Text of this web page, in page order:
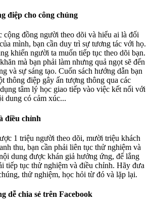
điệp cho công chúng
đồng người theo dõi và hiểu ai là đối
mình, bạn cần duy trì sự tương tác với họ.
khiến người ta muốn tiếp tục theo dõi bạn.
mà bạn phải làm nhưng quả ngọt sẽ đến
và sự sáng tạo. Cuốn sách hướng dẫn bạn
thông điệp gây ấn tượng thông qua các
tâm lý học giao tiếp vào việc kết nối với
dung có cảm xúc...
điều chỉnh
1 triệu người theo dõi, mười triệu khách
thu, bạn cần phải liên tục thử nghiệm và
dung được khán giả hưởng ứng, để lắng
tiếp tục thử nghiệm và điều chỉnh. Hãy đưa
thử nghiệm, học hỏi từ đó và lặp lại.
dễ chia sẻ trên Facebook